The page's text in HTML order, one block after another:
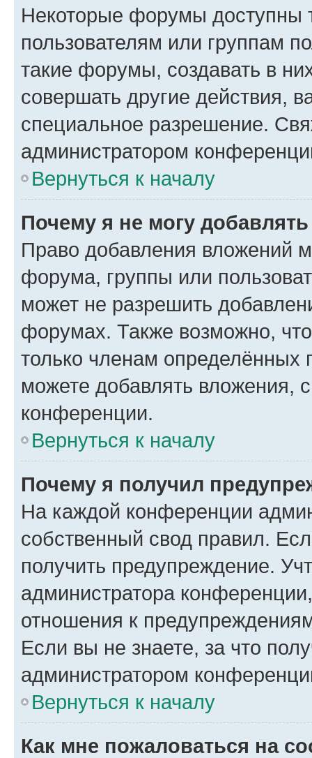
Некоторые форумы доступны
пользователям или группам
такие форумы, создавать в
совершать другие действия,
специальное разрешение.
администратором
Вернуться к началу
Почему я не могу
Право добавления вложений
форума, группы или
может не разрешить
форумах. Также возможно,
только членам определённых
можете добавлять вложения,
конференции.
Вернуться к началу
Почему я получил
На каждой конференции
собственный свод правил.
получить предупреждение.
администратора
отношения к
Если вы не знаете, за что
администратором
Вернуться к началу
Как мне пожаловаться на